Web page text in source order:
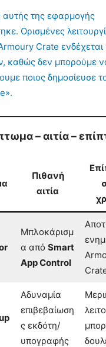
της εφαρμογής
Ορισμένες
Crate
καθώς δεν μπορούμε
ποιος δημοσίευσε
– αιτία –
Πιθανή
αιτία
Μπλοκάρισμ
α από Smart
App Control
Αδυναμία
επιβεβαίωση
ς εκδότη/
υπογραφής